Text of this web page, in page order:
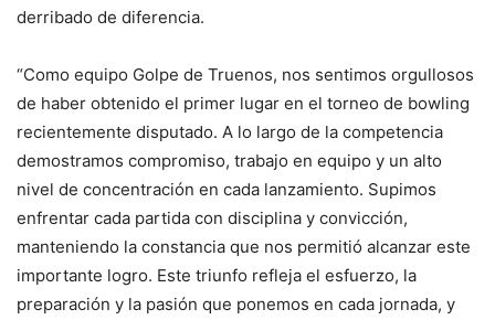
derribado de diferencia.
“Como equipo Golpe de Truenos, nos sentimos orgullosos
de haber obtenido el primer lugar en el torneo de bowling
recientemente disputado. A lo largo de la competencia
demostramos compromiso, trabajo en equipo y un alto
nivel de concentración en cada lanzamiento. Supimos
enfrentar cada partida con disciplina y convicción,
manteniendo la constancia que nos permitió alcanzar este
importante logro. Este triunfo refleja el esfuerzo, la
preparación y la pasión que ponemos en cada jornada, y